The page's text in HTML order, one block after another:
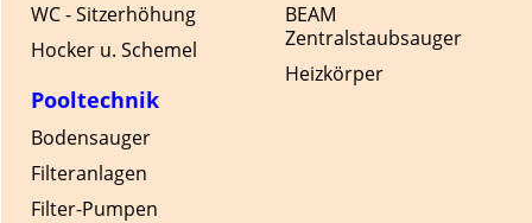
BEAM
Zentralstaubsauger
Heizkörper
WC - Sitzerhöhung
Hocker u. Schemel
Pooltechnik
Bodensauger
Filteranlagen
Filter-Pumpen